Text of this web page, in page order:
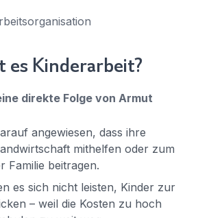
es Kinderarbeit?
direkte Folge von Armut
angewiesen, dass ihre
mithelfen oder zum
Familie beitragen.
es sich nicht leisten, Kinder zur
– weil die Kosten zu hoch